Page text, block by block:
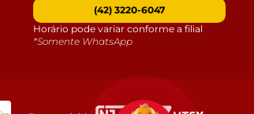
(42) 3220-6047
Horário pode variar conforme a filial
*Somente WhatsApp